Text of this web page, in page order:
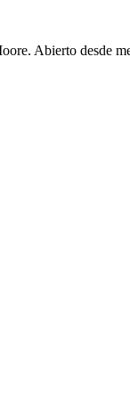
Abierto desde